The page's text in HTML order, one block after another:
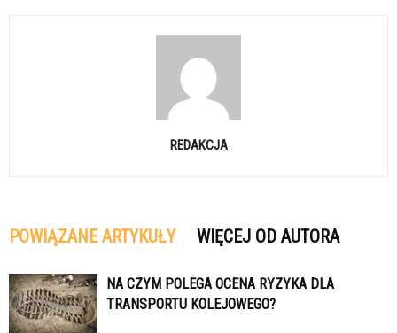
REDAKCJA
POWIĄZANE ARTYKUŁY WIĘCEJ OD AUTORA
NA CZYM POLEGA OCENA RYZYKA DLA
TRANSPORTU KOLEJOWEGO?